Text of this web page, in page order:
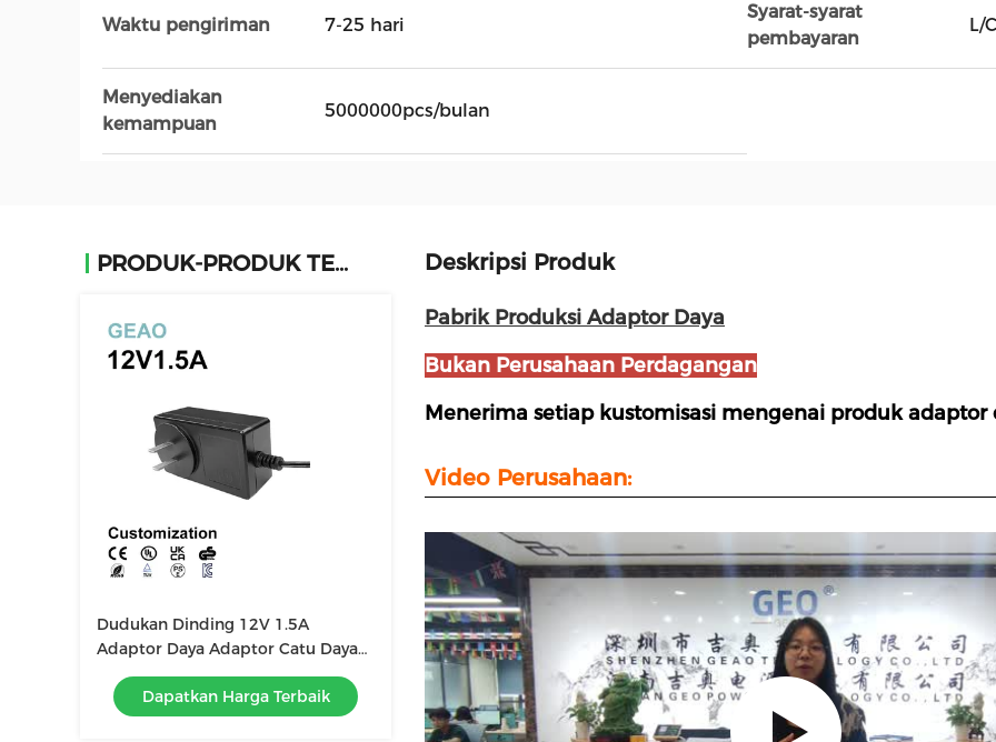
Waktu pengiriman 7-25 hari
Syarat-syarat
pembayaran
L/
Menyediakan
kemampuan
5000000pcs/bulan
PRODUK-PRODUK TERKAIT
Dudukan Dinding 12V 1.5A
Adaptor Daya Adaptor Catu Daya
Akuarium 18W
Dapatkan Harga Terbaik
Deskripsi Produk
Pabrik Produksi Adaptor Daya
Bukan Perusahaan Perdagangan
Menerima setiap kustomisasi mengenai produk adaptor
Video Perusahaan: